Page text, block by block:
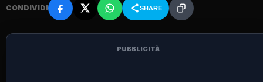
CONDIVIDI SHARE
PUBBLICITÀ